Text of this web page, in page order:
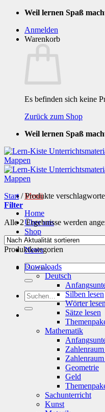
Zum
springen
Weil lernen Spaß
Anmelden
Warenkorb
Es befinden sich keine
Zurück zum Shop
Weil lernen Spaß
Menü
Home
Über uns
Shop
Info
News
Suchen
nach:
Suchen
nach:
Start /Produkte
Filter
Alle 2 Ergebnisse werden
Produktkategorien
Downloads
Deutsch
Silben lesen
Wörter
Sätze lesen
Mathematik
Geometrie
Geld
Sachunterricht
Kunst